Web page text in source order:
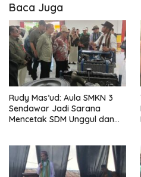
Baca Juga
Rudy Mas’ud: Aula SMKN 3
Sendawar Jadi Sarana
Mencetak SDM Unggul dan